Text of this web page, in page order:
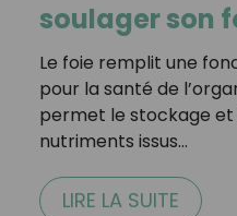
soulager son
Le foie remplit une
pour la santé de
permet le stockage
nutriments issus…
LIRE LA SUITE